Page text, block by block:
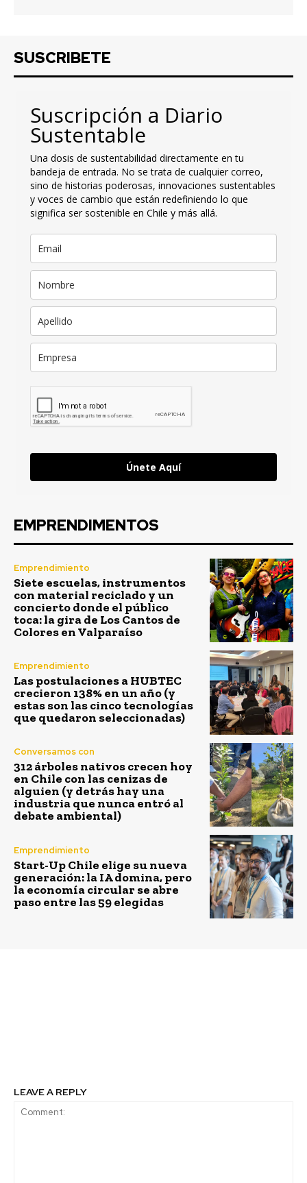
SUSCRIBETE
Suscripción a Diario
Sustentable
Una dosis de sustentabilidad directamente en tu
bandeja de entrada. No se trata de cualquier correo,
sino de historias poderosas, innovaciones sustentables
y voces de cambio que están redefiniendo lo que
significa ser sostenible en Chile y más allá.
Únete Aquí
EMPRENDIMENTOS
Emprendimiento
Siete escuelas, instrumentos
con material reciclado y un
concierto donde el público
toca: la gira de Los Cantos de
Colores en Valparaíso
Emprendimiento
Las postulaciones a HUBTEC
crecieron 138% en un año (y
estas son las cinco tecnologías
que quedaron seleccionadas)
Conversamos con
312 árboles nativos crecen hoy
en Chile con las cenizas de
alguien (y detrás hay una
industria que nunca entró al
debate ambiental)
Emprendimiento
Start-Up Chile elige su nueva
generación: la IA domina, pero
la economía circular se abre
paso entre las 59 elegidas
LEAVE A REPLY